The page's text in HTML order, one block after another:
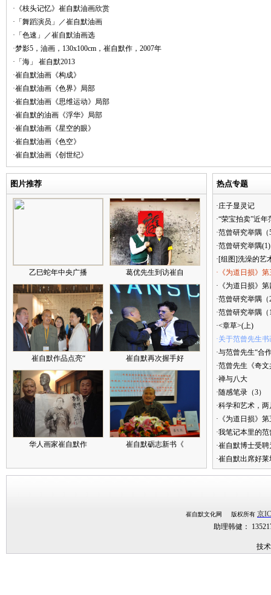
·《枝头记忆》崔自默油画欣赏
·「舞蹈演员」／崔自默油画
·「色速」／崔自默油画选
·梦影5，油画，130x100cm，崔自默作，2007年
·「海」 崔自默2013
·崔自默油画《构成》
·崔自默油画《色界》局部
·崔自默油画《思维运动》局部
·崔自默的油画《浮华》局部
·崔自默油画《星空的眼》
·崔自默油画《色空》
·崔自默油画《创世纪》
图片推荐
乙巳蛇年中央广播 葛优先生到访崔自
崔自默作品点亮“ 崔自默再次握手好
华人画家崔自默作 崔自默砺志新书《
热点专题
·庄子显灵记
·“荣宝拍卖”近
·范曾研究举隅（
·范曾研究举隅(1)
·[组图]洗澡的艺
·《为道日损》
·《为道日损》
·范曾研究举隅（
·范曾研究举隅（
·<章草>(上)
·关于范曾先生
·与范曾先生“合
·范曾先生《奇
·禅与八大
·随感笔录（3）
·科学和艺术，
·《为道日损》
·我笔记本里的
·崔自默博士受
·崔自默出席好
崔自默文化网 版权所有 京
助理韩健：
技